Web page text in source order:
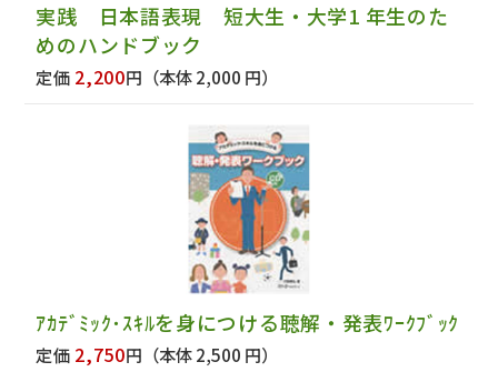
実践 日本語表現 短大生・大学1 年生のた
めのハンドブック
定価 2,200円 （本体 2,000 円）
ｱｶﾃﾞﾐｯｸ･ｽｷﾙを身につける聴解・発表ﾜｰｸﾌﾞｯｸ
定価 2,750円 （本体 2,500 円）